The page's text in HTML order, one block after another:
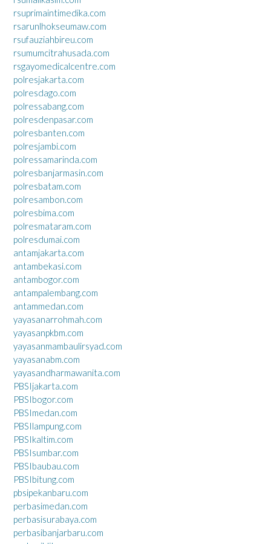
rsuprimaintimedika.com
rsarunlhokseumaw.com
rsufauziahbireu.com
rsumumcitrahusada.com
rsgayomedicalcentre.com
polresjakarta.com
polresdago.com
polressabang.com
polresdenpasar.com
polresbanten.com
polresjambi.com
polressamarinda.com
polresbanjarmasin.com
polresbatam.com
polresambon.com
polresbima.com
polresmataram.com
polresdumai.com
antamjakarta.com
antambekasi.com
antambogor.com
antampalembang.com
antammedan.com
yayasanarrohmah.com
yayasanpkbm.com
yayasanmambaulirsyad.com
yayasanabm.com
yayasandharmawanita.com
PBSIjakarta.com
PBSIbogor.com
PBSImedan.com
PBSIlampung.com
PBSIkaltim.com
PBSIsumbar.com
PBSIbaubau.com
PBSIbitung.com
pbsipekanbaru.com
perbasimedan.com
perbasisurabaya.com
perbasibanjarbaru.com